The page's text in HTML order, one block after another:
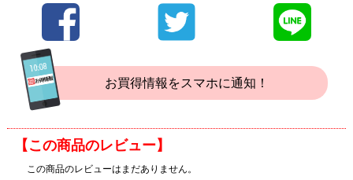
お買得情報をスマホに通知！
【この商品のレビュー】
この商品のレビューはまだありません。